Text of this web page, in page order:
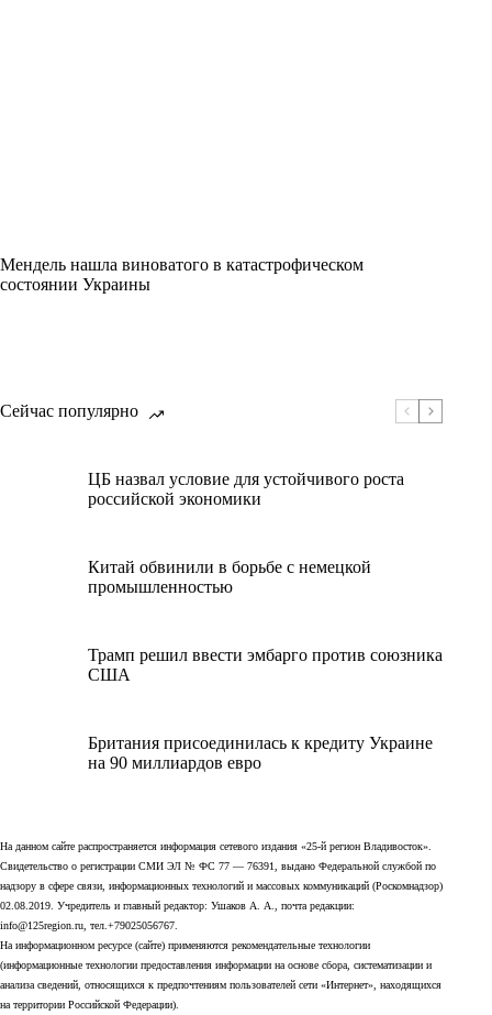
Мендель нашла виноватого в катастрофическом
состоянии Украины
Сейчас популярно
ЦБ назвал условие для устойчивого роста
российской экономики
Китай обвинили в борьбе с немецкой
промышленностью
Трамп решил ввести эмбарго против союзника
США
Британия присоединилась к кредиту Украине
на 90 миллиардов евро
На данном сайте распространяется информация сетевого издания «25-й регион Владивосток».
Свидетельство о регистрации СМИ ЭЛ № ФС 77 — 76391, выдано Федеральной службой по
надзору в сфере связи, информационных технологий и массовых коммуникаций (Роскомнадзор)
02.08.2019. Учредитель и главный редактор: Ушаков А. А., почта редакции:
info@125region.ru, тел.+79025056767.
На информационном ресурсе (сайте) применяются рекомендательные технологии
(информационные технологии предоставления информации на основе сбора, систематизации и
анализа сведений, относящихся к предпочтениям пользователей сети «Интернет», находящихся
на территории Российской Федерации).